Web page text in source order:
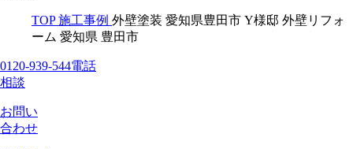
TOP 施工事例 外壁塗装 愛知県豊田市 Y様邸 外壁リフォ
ーム 愛知県 豊田市
0120-939-544電話
相談
お問い
合わせ